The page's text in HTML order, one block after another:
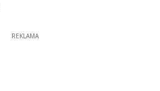
REKLAMA